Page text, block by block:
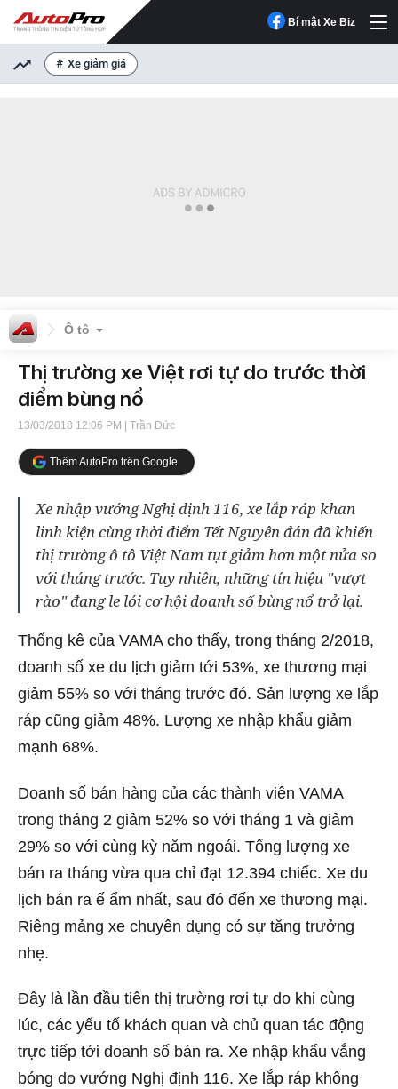
Bí mật Xe Biz
Xe giảm giá
Ô tô
Thị trường xe Việt rơi tự do trước thời
điểm bùng nổ
13/03/2018 12:06 PM | Trần Đức
Thêm AutoPro trên Google
Xe nhập vướng Nghị định 116, xe lắp ráp khan
linh kiện cùng thời điểm Tết Nguyên đán đã khiến
thị trường ô tô Việt Nam tụt giảm hơn một nửa so
với tháng trước. Tuy nhiên, những tín hiệu "vượt
rào" đang le lói cơ hội doanh số bùng nổ trở lại.
Thống kê của VAMA cho thấy, trong tháng 2/2018,
doanh số xe du lịch giảm tới 53%, xe thương mại
giảm 55% so với tháng trước đó. Sản lượng xe lắp
ráp cũng giảm 48%. Lượng xe nhập khẩu giảm
mạnh 68%.
Doanh số bán hàng của các thành viên VAMA
trong tháng 2 giảm 52% so với tháng 1 và giảm
29% so với cùng kỳ năm ngoái. Tổng lượng xe
bán ra tháng vừa qua chỉ đạt 12.394 chiếc. Xe du
lịch bán ra ế ẩm nhất, sau đó đến xe thương mại.
Riêng mảng xe chuyên dụng có sự tăng trưởng
nhẹ.
Đây là lần đầu tiên thị trường rơi tự do khi cùng
lúc, các yếu tố khách quan và chủ quan tác động
trực tiếp tới doanh số bán ra. Xe nhập khẩu vắng
bóng do vướng Nghị định 116. Xe lắp ráp không